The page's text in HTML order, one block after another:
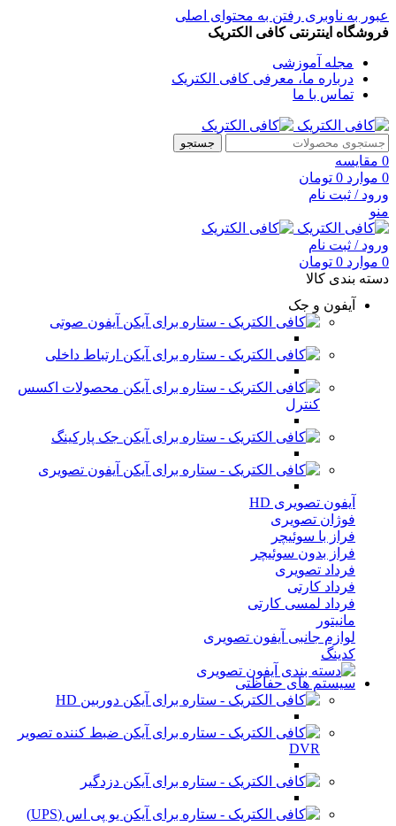
عبور به ناوبری رفتن به محتوای اصلی
فروشگاه اینترنتی کافی الکتریک
مجله آموزشی
درباره ما، معرفی کافی الکتریک
تماس با ما
جستجو
0 مقایسه
0 موارد 0 تومان
ورود / ثبت نام
منو
ورود / ثبت نام
0 موارد 0 تومان
دسته بندی کالا
آیفون و جک
آیفون صوتی
ارتباط داخلی
محصولات اکسس
کنترل
جک پارکینگ
آیفون تصویری
آیفون تصویری HD
فوژان تصویری
فراز با سوئیچر
فراز بدون سوئیچر
فرداد تصویری
فرداد کارتی
فرداد لمسی کارتی
مانیتور
لوازم جانبی آیفون تصویری
کدینگ
سیستم های حفاظتی
دوربین HD
ضبط کننده تصویر
DVR
دزدگیر
یو پی اس (UPS)